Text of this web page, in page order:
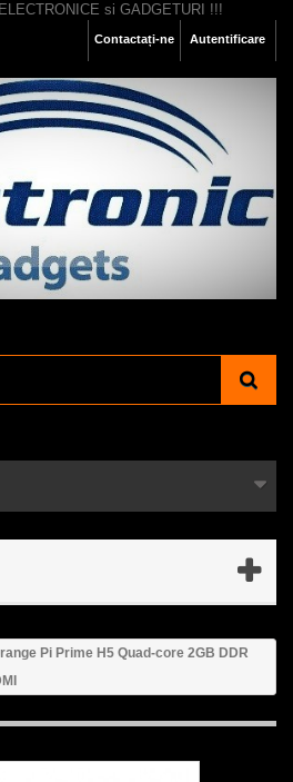
Autentificare
Contactați-ne
Pi Prime H5 Quad-core 2GB DDR